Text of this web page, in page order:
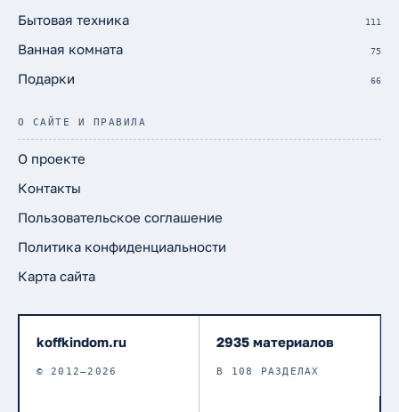
Бытовая техника 111
Ванная комната 75
Подарки 66
О САЙТЕ И ПРАВИЛА
О проекте
Контакты
Пользовательское соглашение
Политика конфиденциальности
Карта сайта
koffkindom.ru
© 2012–2026
2935 материалов
В 108 РАЗДЕЛАХ